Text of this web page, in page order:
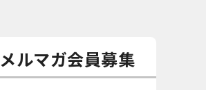
メルマガ会員募集